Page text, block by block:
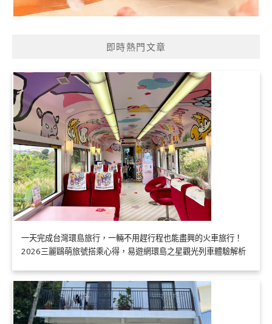
即時熱門文章
一天完成台灣環島旅行，一輛不用趕行程也能盡興的火車旅行！
2026三麗鷗萌旅號搭乘心得，易遊網環島之星觀光列車體驗解析